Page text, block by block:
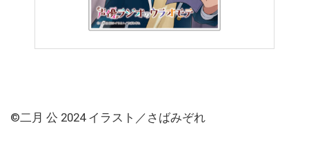
©二月 公 2024 イラスト／さばみぞれ